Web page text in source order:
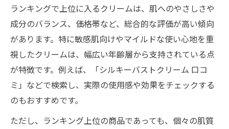
ランキングで上位に入るクリームは、肌へのやさしさや
成分のバランス、価格帯など、総合的な評価が高い傾向
があります。特に敏感肌向けやマイルドな使い心地を重
視したクリームは、幅広い年齢層から支持されている点
が特徴です。例えば、「シルキーバストクリーム 口コ
ミ」などで検索し、実際の使用感や効果をチェックする
のもおすすめです。
ただし、ランキング上位の商品であっても、個々の肌質